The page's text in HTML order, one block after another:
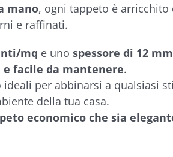
mano, ogni tappeto è
e raffinati.
mq e uno spessore di 12 mm
facile da mantenere.
per abbinarsi a qualsiasi
della tua casa.
economico che sia